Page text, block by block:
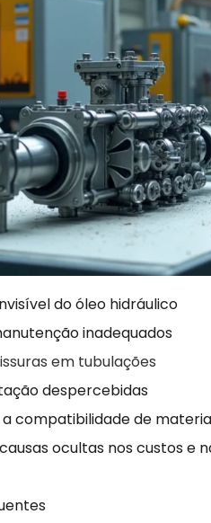
do óleo hidráulico
inadequados
em tubulações
despercebidas
compatibilidade de
ocultas nos custos e